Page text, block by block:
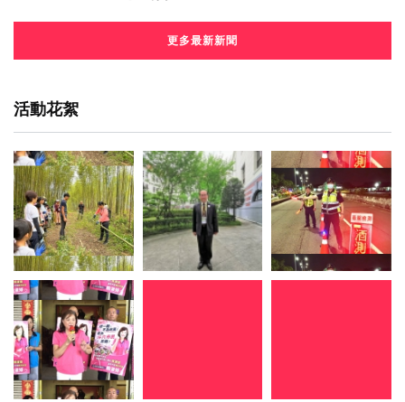
更多最新新聞
活動花絮